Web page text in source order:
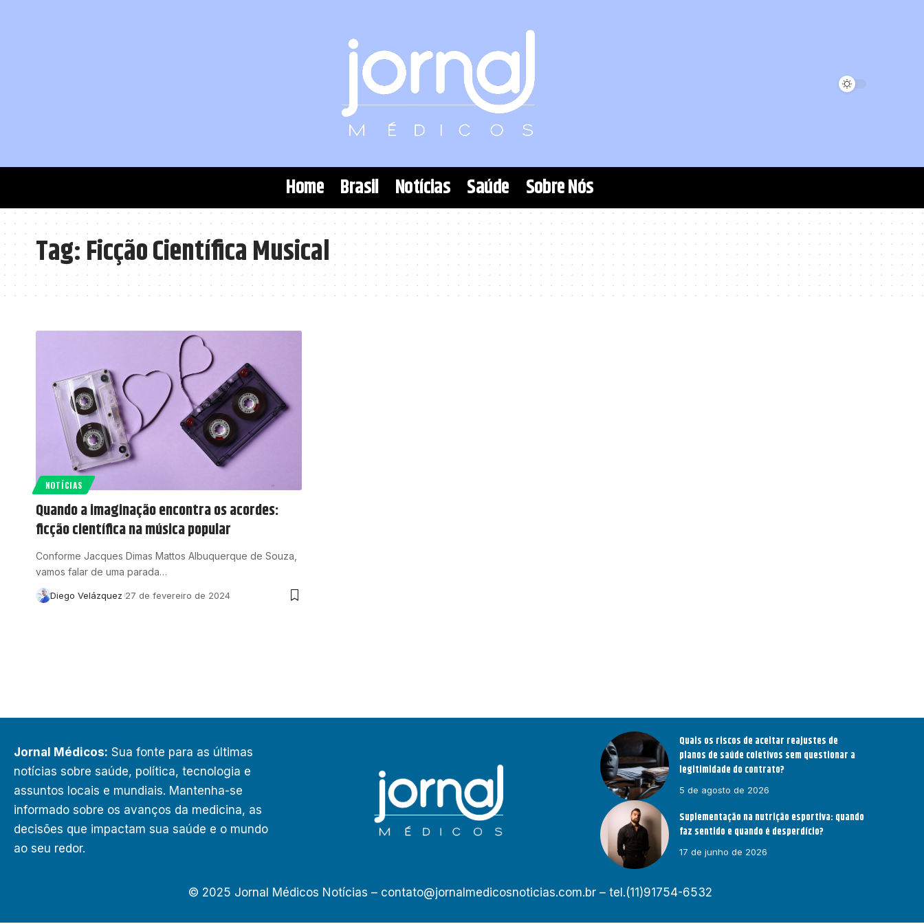
Home Brasil Notícias Saúde Sobre Nós
Tag:Ficção Científica Musical
NOTÍCIAS
Quando a imaginação encontra os acordes:
ficção científica na música popular
Conforme Jacques Dimas Mattos Albuquerque de Souza,
vamos falar de uma parada…
Diego Velázquez 27 de fevereiro de 2024
Jornal Médicos: Sua fonte para as últimas
notícias sobre saúde, política, tecnologia e
assuntos locais e mundiais. Mantenha-se
informado sobre os avanços da medicina, as
decisões que impactam sua saúde e o mundo
ao seu redor.
Quais os riscos de aceitar reajustes de
planos de saúde coletivos sem questionar a
legitimidade do contrato?
5 de agosto de 2026
Suplementação na nutrição esportiva: quando
faz sentido e quando é desperdício?
17 de junho de 2026
© 2025 Jornal Médicos Notícias – contato@jornalmedicosnoticias.com.br– tel.(11)91754-6532